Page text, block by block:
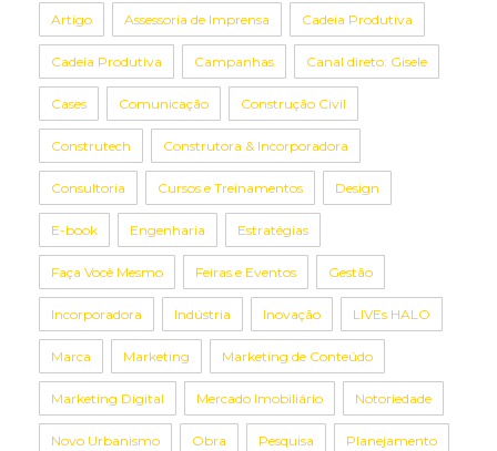
Artigo Assessoria de Imprensa Cadeia Produtiva
Cadeia Produtiva Campanhas Canal direto: Gisele
Cases Comunicação Construção Civil
Construtech Construtora & Incorporadora
Consultoria Cursos e Treinamentos Design
E-book Engenharia Estratégias
Faça Você Mesmo Feiras e Eventos Gestão
Incorporadora Indústria Inovação LIVEs HALO
Marca Marketing Marketing de Conteúdo
Marketing Digital Mercado Imobiliário Notoriedade
Novo Urbanismo Obra Pesquisa Planejamento